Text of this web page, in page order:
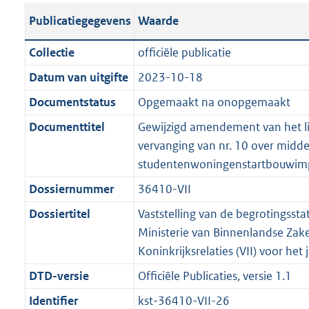
a
i
e
i
n
f
a
a
e
4
K
b
c
t
i
e
i
n
m
a
t
:
K
b
i
a
t
i
e
i
r
m
t
t
e
3
K
b
l
c
a
t
i
e
o
r
a
o
t
:
6
K
a
n
d
s
g
r
o
o
t
t
e
:
2
K
b
a
n
d
s
g
r
o
o
t
t
e
:
2
K
b
Publicatiegegevens Waarde
Collectie
officiële publicatie
Datum van uitgifte
2023-10-18
Documentstatus
Opgemaakt na onopgemaakt
Documenttitel
Gewijzigd amendement van het
vervanging van nr. 10 over
Dossiernummer
36410-VII
Dossiertitel
Vaststelling van de
Ministerie van Binnenlandse
Koninkrijksrelaties (VII) voor het
DTD-versie
Officiële Publicaties, versie 1.1
Identifier
kst-36410-VII-26